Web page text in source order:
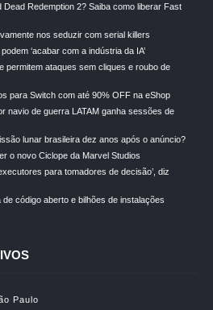
Redemption 2? Saiba como liberar Fast
nos seduzir com serial killers
‘acabar com a indústria da IA’
permitem ataques sem cliques e roubo de
para Switch com até 90% OFF na eShop
navio de guerra LATAM ganha sessões de
lunar brasileira dez anos após o anúncio?
o novo Ciclope da Marvel Studios
para tomadores de decisão’, diz
código aberto e bilhões de instalações
Paulo